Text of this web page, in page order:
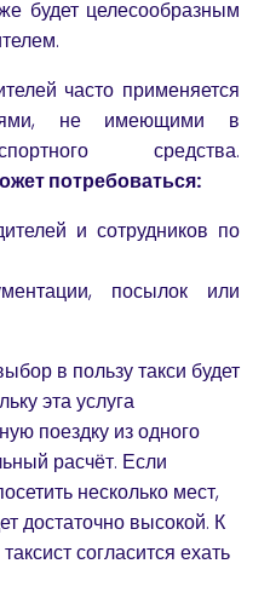
будет целесообразным
часто применяется
не имеющими в
средства.
потребоваться:
и сотрудников по
посылок или
в пользу такси будет
эта услуга
поездку из одного
расчёт. Если
несколько мест,
достаточно высокой. К
согласится ехать